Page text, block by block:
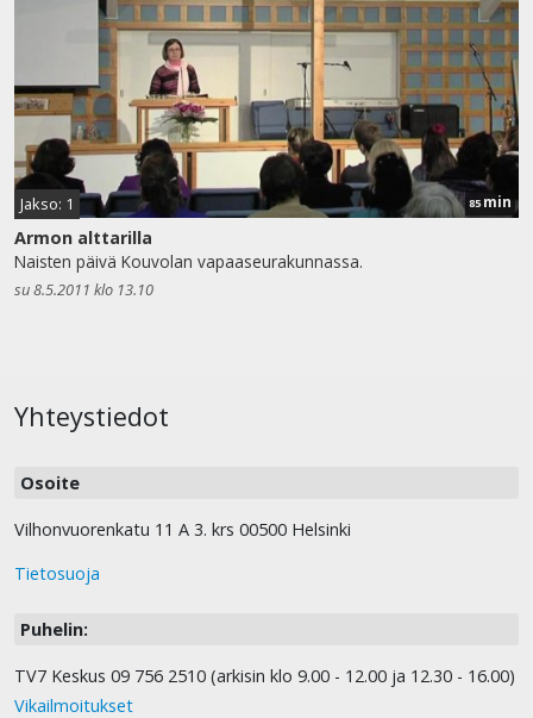
Jakso: 1 85min
Armon alttarilla
Naisten päivä Kouvolan vapaaseurakunnassa.
su 8.5.2011 klo 13.10
Yhteystiedot
Osoite
Vilhonvuorenkatu 11 A 3. krs 00500 Helsinki
Tietosuoja
Puhelin:
TV7 Keskus 09 756 2510 (arkisin klo 9.00 - 12.00 ja 12.30 - 16.00)
Vikailmoitukset